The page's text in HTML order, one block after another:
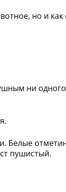
но и как
ни
Белые
пушистый.